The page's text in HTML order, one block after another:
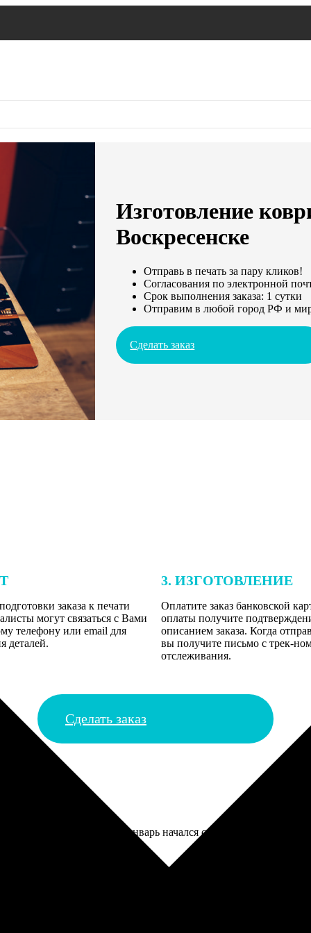
Изготовление
Воскресенске
Отправь в печать за пару кликов!
Согласования по электронной
Срок выполнения заказа: 1 сутки
Отправим в любой город РФ и
Сделать заказ
заказа к печати
могут связаться с Вами
телефону или email для
деталей.
3. ИЗГОТОВЛЕНИЕ
Оплатите заказ банковской
оплаты получите
описанием заказа. Когда
вы получите письмо с трек-
отслеживания.
Сделать заказ
Только почему-то январь начался с четверга, видимо, я